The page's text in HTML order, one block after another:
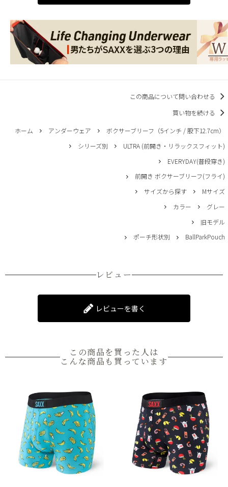
この商品について問い合わせる
買い物を続ける
ホーム アンダーウェア
ボクサーブリーフ（5インチ / 股下12.7cm）
シリーズ別
ULTRA (前開き・リラックスフィット)
EVERYDAY(普段穿き)
前開き ボクサーブリーフ(フライ)
サイズから探す
Mサイズ
カラー
グレー
旧モデル
ポーチ形状別
BallParkPouch
レビュー
レビューを書く
この商品を買った人は
こんな商品も買っています